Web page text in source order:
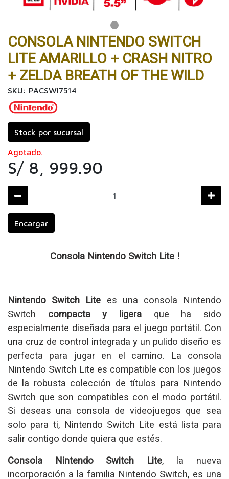
CONSOLA NINTENDO SWITCH
LITE AMARILLO + CRASH NITRO
+ ZELDA BREATH OF THE WILD
SKU: PACSWI7514
Stock por sucursal
Agotado.
S/ 8, 999.90
Encargar
Consola Nintendo Switch Lite !
Nintendo Switch Lite es una consola Nintendo
Switch compacta y ligera que ha sido
especialmente diseñada para el juego portátil. Con
una cruz de control integrada y un pulido diseño es
perfecta para jugar en el camino. La consola
Nintendo Switch Lite es compatible con los juegos
de la robusta colección de títulos para Nintendo
Switch que son compatibles con el modo portátil.
Si deseas una consola de videojuegos que sea
solo para ti, Nintendo Switch Lite está lista para
salir contigo donde quiera que estés.
Consola Nintendo Switch Lite, la nueva
incorporación a la familia Nintendo Switch, es una